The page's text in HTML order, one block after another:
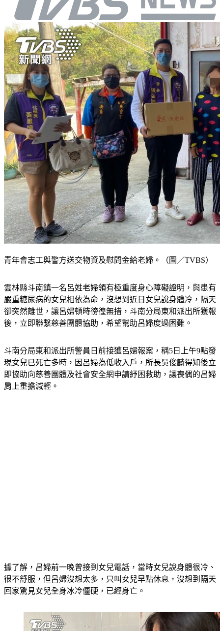
青年會志工與警方送交物資及慰問金給老婦。（圖／TVBS）
雲林縣斗南鎮一名呂姓老婦領有極重度身心障礙證明，與患有
嚴重糖尿病的女兒相依為命，沒想到近日女兒說身體冷，隔天
卻突然離世，讓呂婦頓時徬徨無措，斗南分局東和派出所獲報
後，立即聯繫慈善團體協助，希望幫助呂婦度過困難。
斗南分局東和派出所警員日前接獲呂婦報案，稱5日上午9點發
現女兒已死亡多時，因呂婦為低收入戶，所長吳俊麟得知後立
即協助向慈善團體及社會安全網申請紓困救助，讓喪偶的呂婦
肩上重擔減輕。
據了解，呂婦前一晚曾接到女兒電話，當時女兒說身體很冷、
很不舒服，但呂婦沒想太多，只叫女兒早點休息，沒想到隔天
回家驚見女兒全身冰冷僵硬，已經身亡。